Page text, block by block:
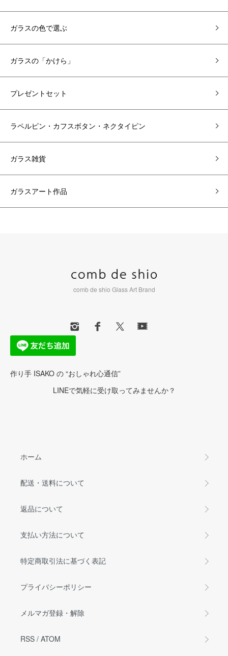
ガラスの色で選ぶ
ガラスの「かけら」
プレゼントセット
ラペルピン・カフスボタン・ネクタイピン
ガラス雑貨
ガラスアート作品
comb de shio Glass Art Brand
作り手 ISAKO の “おしゃれ心通信”
LINEで気軽に受け取ってみませんか？
ホーム
配送・送料について
返品について
支払い方法について
特定商取引法に基づく表記
プライバシーポリシー
メルマガ登録・解除
RSS / ATOM